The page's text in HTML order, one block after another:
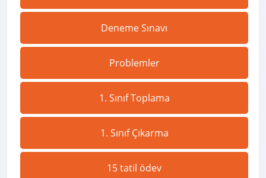
Deneme Sınavı
Problemler
1. Sınıf Toplama
1. Sınıf Çıkarma
15 tatil ödev